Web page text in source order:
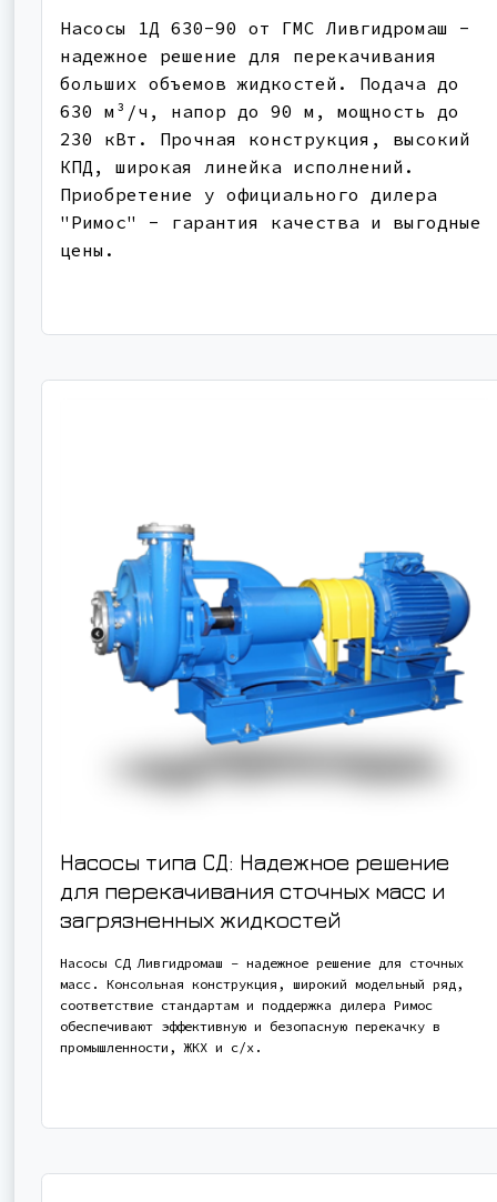
Насосы 1Д 630-90 от ГМС Ливгидромаш -
надежное решение для перекачивания
больших объемов жидкостей. Подача до
630 м³/ч, напор до 90 м, мощность до
230 кВт. Прочная конструкция, высокий
КПД, широкая линейка исполнений.
Приобретение у официального дилера
"Римос" - гарантия качества и выгодные
цены.
Насосы типа СД: Надежное решение
для перекачивания сточных масс и
загрязненных жидкостей
Насосы СД Ливгидромаш – надежное решение для сточных
масс. Консольная конструкция, широкий модельный ряд,
соответствие стандартам и поддержка дилера Римос
обеспечивают эффективную и безопасную перекачку в
промышленности, ЖКХ и с/х.